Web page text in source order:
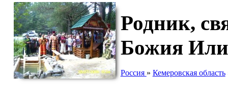
Родник,
Божия
Россия » Кемеровская область